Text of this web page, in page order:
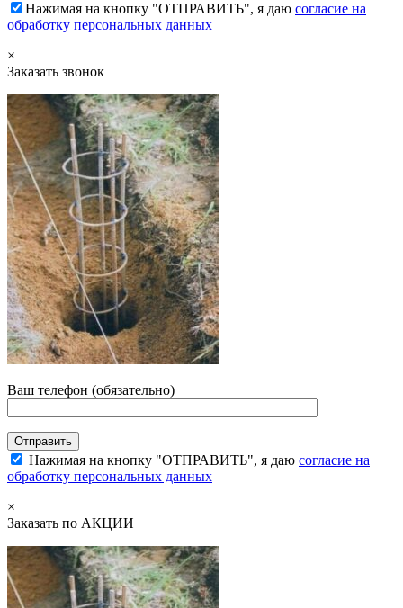
Нажимая на кнопку "ОТПРАВИТЬ", я даю согласие на
обработку персональных данных
×
Заказать звонок
Ваш телефон (обязательно)
Нажимая на кнопку "ОТПРАВИТЬ", я даю согласие на
обработку персональных данных
×
Заказать по АКЦИИ